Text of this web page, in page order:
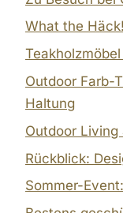
What the Häck!
Outdoor Farb-
Haltung
Outdoor
Rückblick:
Sommer-